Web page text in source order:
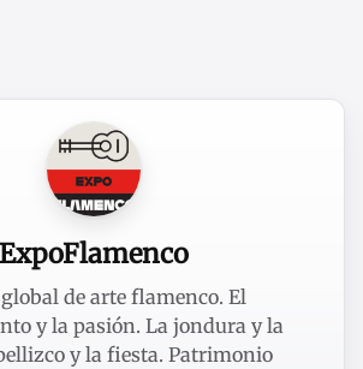
ExpoFlamenco
de arte flamenco. El
y la pasión. La jondura y la
y la fiesta. Patrimonio